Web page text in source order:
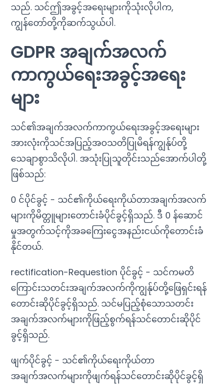
သည်. သင်ဤအခွင့်အရေးများကိုသုံးလိုပါက,
ကျွန်တော်တို့ကိုဆက်သွယ်ပါ.
GDPR အချက်အလက်
ကာကွယ်ရေးအခွင့်အရေး
များ
သင်၏အချက်အလက်ကာကွယ်ရေးအခွင့်အရေးများ
အားလုံးကိုသင်အပြည့်အဝသတိပြုမိရန်ကျွန်ုပ်တို့
သေချာစွာသိလိုပါ. အသုံးပြုသူတိုင်းသည်အောက်ပါတို့
ဖြစ်သည်:
0 င်ပိုင်ခွင့် - သင်၏ကိုယ်ရေးကိုယ်တာအချက်အလက်
များကိုမိတ္တူများတောင်းခံပိုင်ခွင့်ရှိသည်. ဒီ 0 န်ဆောင်
မှုအတွက်သင့်ကိုအခကြေးငွေအနည်းငယ်ကိုတောင်းခံ
နိုင်တယ်.
rectification-Requestion ပိုင်ခွင့် - သင်ကမတိ
ကြောင်းသတင်းအချက်အလက်ကိုကျွန်ုပ်တို့ဖြေရှင်းရန်
တောင်းဆိုပိုင်ခွင့်ရှိသည်. သင်မပြည့်စုံသောသတင်း
အချက်အလက်များကိုဖြည့်စွက်ရန်သင်တောင်းဆိုပိုင်
ခွင့်ရှိသည်.
ဖျက်ပိုင်ခွင့် - သင်၏ကိုယ်ရေးကိုယ်တာ
အချက်အလက်များကိုဖျက်ရန်သင်တောင်းဆိုပိုင်ခွင့်ရှိ